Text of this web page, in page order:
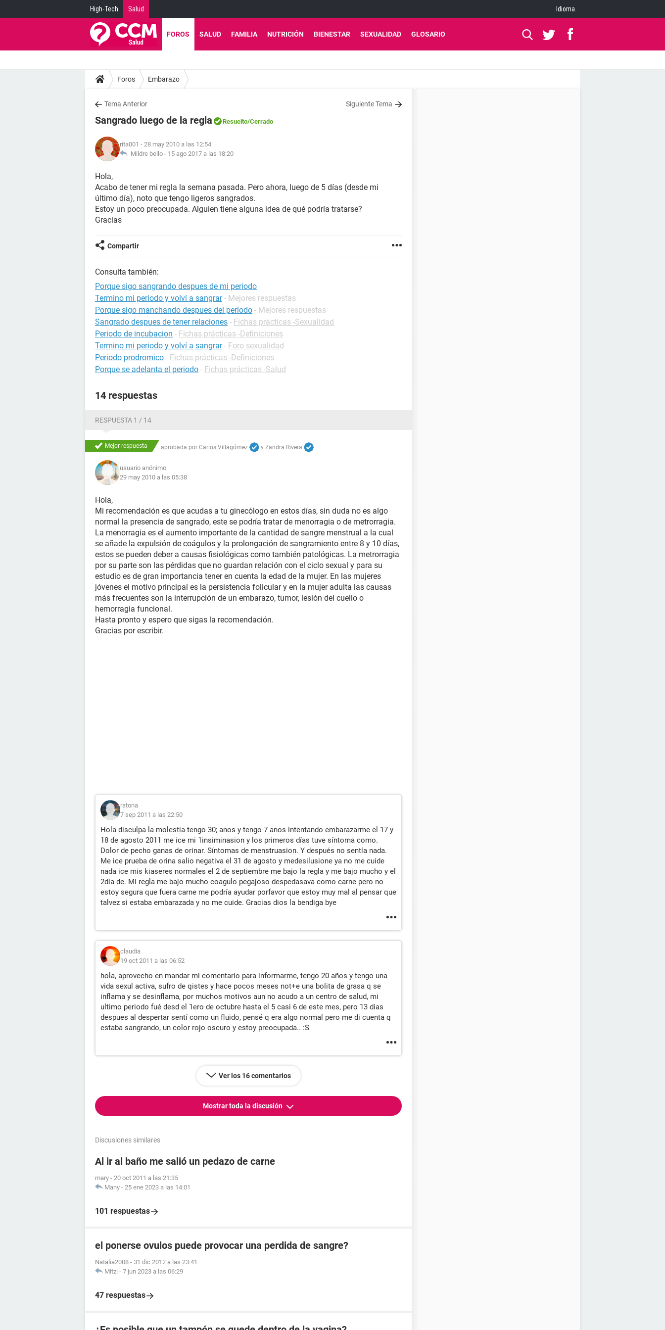
High-Tech Salud Idioma
FOROS SALUD FAMILIA NUTRICIÓN BIENESTAR SEXUALIDAD GLOSARIO
Foros Embarazo
Tema Anterior Siguiente Tema
Sangrado luego de la regla Resuelto/Cerrado
rita001 - 28 may 2010 a las 12:54
Mildre bello - 15 ago 2017 a las 18:20
Hola,
Acabo de tener mi regla la semana pasada. Pero ahora, luego de 5 días (desde mi
último día), noto que tengo ligeros sangrados.
Estoy un poco preocupada. Alguien tiene alguna idea de qué podría tratarse?
Gracias
Compartir
Consulta también:
Porque sigo sangrando despues de mi periodo
Termino mi periodo y volví a sangrar - Mejores respuestas
Porque sigo manchando despues del periodo - Mejores respuestas
Sangrado despues de tener relaciones - Fichas prácticas -Sexualidad
Periodo de incubacion - Fichas prácticas -Definiciones
Termino mi periodo y volví a sangrar - Foro sexualidad
Periodo prodromico - Fichas prácticas -Definiciones
Porque se adelanta el periodo - Fichas prácticas -Salud
14 respuestas
RESPUESTA 1 / 14
Mejor respuesta aprobada por Carlos Villagómez y Zandra Rivera
usuario anónimo
29 may 2010 a las 05:38
Hola,
Mi recomendación es que acudas a tu ginecólogo en estos días, sin duda no es algo
normal la presencia de sangrado, este se podría tratar de menorragia o de metrorragia.
La menorragia es el aumento importante de la cantidad de sangre menstrual a la cual
se añade la expulsión de coágulos y la prolongación de sangramiento entre 8 y 10 días,
estos se pueden deber a causas fisiológicas como también patológicas. La metrorragia
por su parte son las pérdidas que no guardan relación con el ciclo sexual y para su
estudio es de gran importancia tener en cuenta la edad de la mujer. En las mujeres
jóvenes el motivo principal es la persistencia folicular y en la mujer adulta las causas
más frecuentes son la interrupción de un embarazo, tumor, lesión del cuello o
hemorragia funcional.
Hasta pronto y espero que sigas la recomendación.
Gracias por escribir.
ratona
7 sep 2011 a las 22:50
Hola disculpa la molestia tengo 30; anos y tengo 7 anos intentando embarazarme el 17 y
18 de agosto 2011 me ice mi 1insiminasion y los primeros días tuve síntoma como.
Dolor de pecho ganas de orinar. Síntomas de menstruasion. Y después no sentía nada.
Me ice prueba de orina salio negativa el 31 de agosto y medesilusione ya no me cuide
nada ice mis kiaseres normales el 2 de septiembre me bajo la regla y me bajo mucho y el
2dia de. Mi regla me bajo mucho coagulo pegajoso despedasava como carne pero no
estoy segura que fuera carne me podría ayudar porfavor que estoy muy mal al pensar que
talvez si estaba embarazada y no me cuide. Gracias dios la bendiga bye
claudia
19 oct 2011 a las 06:52
hola, aprovecho en mandar mi comentario para informarme, tengo 20 años y tengo una
vida sexul activa, sufro de qistes y hace pocos meses not+e una bolita de grasa q se
inflama y se desinflama, por muchos motivos aun no acudo a un centro de salud, mi
ultimo periodo fué desd el 1ero de octubre hasta el 5 casi 6 de este mes, pero 13 dias
despues al despertar sentí como un fluido, pensé q era algo normal pero me di cuenta q
estaba sangrando, un color rojo oscuro y estoy preocupada.. :S
Ver los 16 comentarios
Mostrar toda la discusión
Discusiones similares
Al ir al baño me salió un pedazo de carne
mary - 20 oct 2011 a las 21:35
Many - 25 ene 2023 a las 14:01
101 respuestas
el ponerse ovulos puede provocar una perdida de sangre?
Natalia2008 - 31 dic 2012 a las 23:41
Mitzi - 7 jun 2023 a las 06:29
47 respuestas